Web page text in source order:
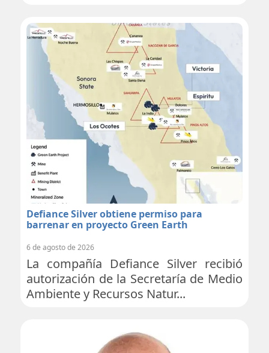
Defiance Silver obtiene permiso para
barrenar en proyecto Green Earth
6 de agosto de 2026
La compañía Defiance Silver recibió
autorización de la Secretaría de Medio
Ambiente y Recursos Natur...